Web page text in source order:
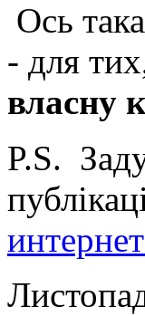
Ось
- для
власну
P.S.